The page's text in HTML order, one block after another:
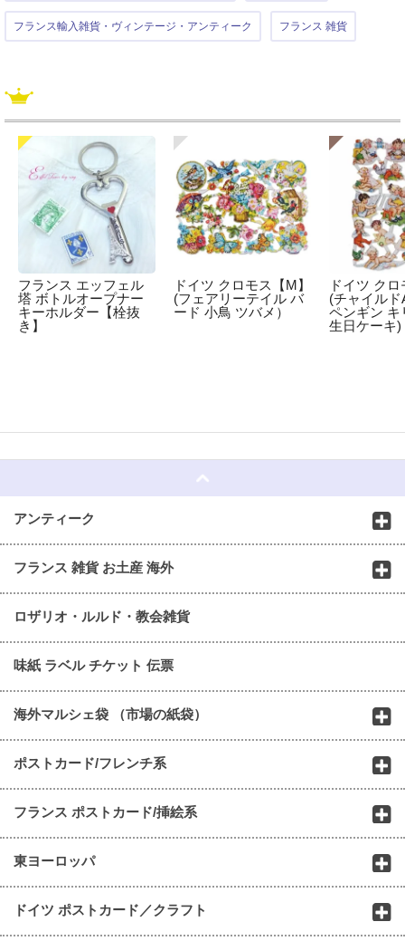
フランス輸入雑貨・ヴィンテージ・アンティーク フランス 雑貨
フランス エッフェル
塔 ボトルオープナー
キーホルダー【栓抜
き】
ドイツ クロモス【M】
(フェアリーテイル バ
ード 小鳥 ツバメ）
ドイツ ク
(チャイルド
ペンギン キ
生日ケーキ)
アンティーク
フランス 雑貨 お土産 海外
ロザリオ・ルルド・教会雑貨
味紙 ラベル チケット 伝票
海外マルシェ袋 （市場の紙袋）
ポストカード/フレンチ系
フランス ポストカード/挿絵系
東ヨーロッパ
ドイツ ポストカード／クラフト